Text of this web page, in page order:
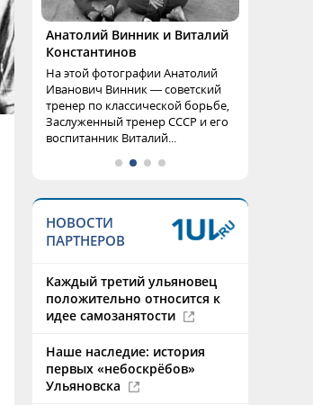
Анатолий Винник и Виталий
Константинов
На этой фотографии Анатолий
Иванович Винник — советский
тренер по классической борьбе,
Заслуженный тренер СССР и его
воспитанник Виталий...
НОВОСТИ
ПАРТНЕРОВ
Каждый третий ульяновец
положительно относится к
идее самозанятости
Наше наследие: история
первых «небоскрёбов»
Ульяновска